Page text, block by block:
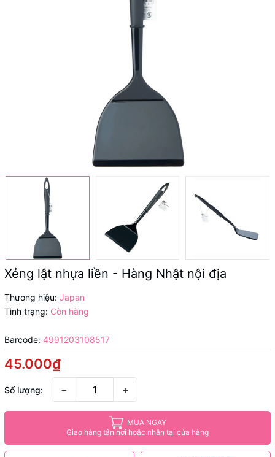
Xẻng lật nhựa liền - Hàng Nhật nội địa
Thương hiệu: Japan
Tình trạng: Còn hàng
Barcode: 4991203108517
45.000₫
Số lượng: − +
MUA NGAY
Giao hàng tận nơi hoặc nhận tại cửa hàng